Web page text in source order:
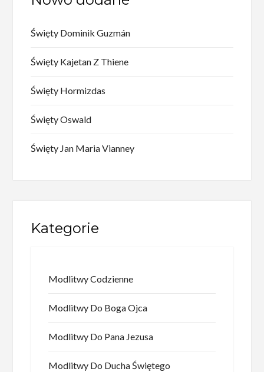
Święty Dominik Guzmán
Święty Kajetan Z Thiene
Święty Hormizdas
Święty Oswald
Święty Jan Maria Vianney
Kategorie
Modlitwy Codzienne
Modlitwy Do Boga Ojca
Modlitwy Do Pana Jezusa
Modlitwy Do Ducha Świętego